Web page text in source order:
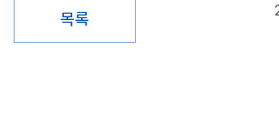
목록